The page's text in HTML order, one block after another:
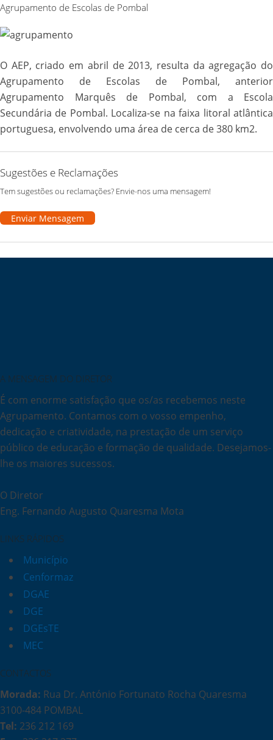
Agrupamento de Escolas de Pombal
O AEP, criado em abril de 2013, resulta da agregação do
Agrupamento de Escolas de Pombal, anterior
Agrupamento Marquês de Pombal, com a Escola
Secundária de Pombal. Localiza-se na faixa litoral atlântica
portuguesa, envolvendo uma área de cerca de 380 km2.
Sugestões e Reclamações
Tem sugestões ou reclamações? Envie-nos uma mensagem!
Enviar Mensagem
A MENSAGEM DO DIRETOR
É com enorme satisfação que os/as recebemos neste
Agrupamento. Contamos com o vosso empenho,
dedicação e criatividade, na prestação de um serviço
público de educação e formação de qualidade. Desejamos-
lhe os maiores sucessos.
O Diretor
Eng. Fernando Augusto Quaresma Mota
LINKS RÁPIDOS
Município
Cenformaz
DGAE
DGE
DGEsTE
MEC
CONTACTOS
Morada: Rua Dr. António Fortunato Rocha Quaresma
3100-484 POMBAL
Tel: 236 212 169